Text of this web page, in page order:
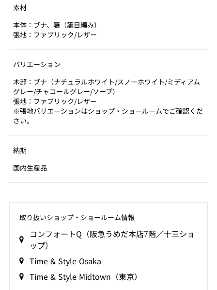
を専門とした日本唯一の工場で作られています。フレー
ム構成はこれまでの曲木椅子を踏襲しながら、後脚とア
ームにストレートな形状を残すことでモダンな洗練さを
む美しい曲線を追求しました。座った時、腕を置き、自
然とアームのカーブに添って手が馴染むラインを作りま
した。背もたれのラタンは、繊細さと親しみやすさを与
える意匠と身体をしなやかに優しく受け止める快適性を
高めています。
モダンとクラシックが共存した、タイムアンドスタイル
が考える曲木椅子は、手間を惜しまない作り手の製品づ
る曲木椅子が完成しました。世界中で多くの曲木椅子が
今でも愛されているように、Thebentarmchairが幅広い
す。
素材
本体：ブナ、籐（籠目編み）
張地：ファブリック/レザー
バリエーション
木部：ブナ（ナチュラルホワイト/スノーホワイト/ミディアム
グレー/チャコールグレー/ソープ）
張地：ファブリック/レザー
※張地バリエーションはショップ・ショールームでご確認くだ
さい。
納期
国内生産品
取り扱いショップ‧ショールーム情報
コンフォートQ（阪急うめだ本店7階／十三ショ
ップ）
Time & Style Osaka
Time & Style Midtown（東京）